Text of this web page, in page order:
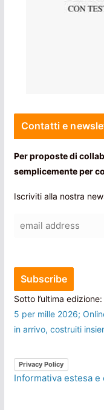
Contatti e
Per proposte di
semplicemente per
Iscriviti alla nostra
Sotto l’ultima edizione:
5 per mille 2026;
in arrivo, costruiti
Privacy Policy
Informativa estesa